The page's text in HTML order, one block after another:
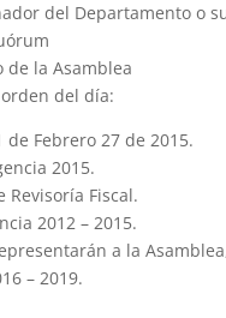
del Departamento o
de la Asamblea
del día:
Febrero 27 de 2015.
2015.
Fiscal.
2012 – 2015.
a la
– 2019.